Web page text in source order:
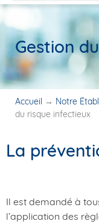
Gestion
Accueil → Notre
du risque infectieux
La
Il est demandé à
l’application des